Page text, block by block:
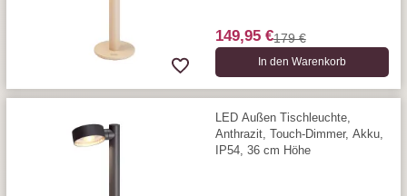
149,95 €179 €
In den Warenkorb
LED Außen Tischleuchte,
Anthrazit, Touch-Dimmer, Akku,
IP54, 36 cm Höhe